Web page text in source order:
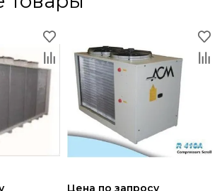
Цена по запросу